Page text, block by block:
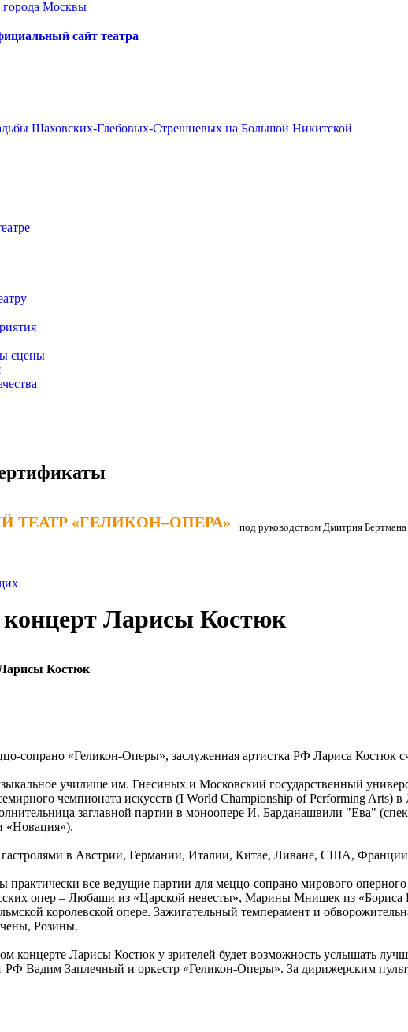
города Москвы
сайт театра
Шаховских-Глебовых-Стрешневых на Большой Никитской
сцены
«ГЕЛИКОН–ОПЕРА»
«ГЕЛИКОН–ОПЕРА» под руководством Дмитрия Бертмана
Ларисы Костюк
Костюк
сопрано «Геликон-Оперы», заслуженная артистка РФ Лариса Костюк
училище им. Гнесиных и Московский государственный
чемпионата искусств (I World Championship of Performing Arts)
заглавной партии в моноопере И. Барданашвили "Ева"
«Новация»).
гастролями в Австрии, Германии, Италии, Китае, Ливане, США,
практически все ведущие партии для меццо-сопрано мирового
опер – Любаши из «Царской невесты», Марины Мнишек из
королевской опере. Зажигательный темперамент и
Розины.
концерте Ларисы Костюк у зрителей будет возможность услышать
РФ Вадим Заплечный и оркестр «Геликон-Оперы». За дирижерским